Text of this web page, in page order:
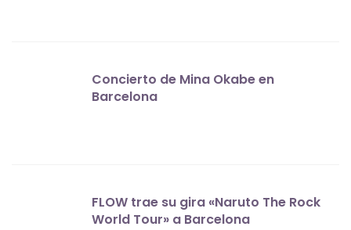
Concierto de Mina Okabe en
Barcelona
FLOW trae su gira «Naruto The Rock
World Tour» a Barcelona